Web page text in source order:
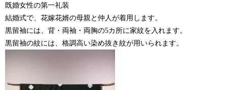
既婚女性の第一礼装
結婚式で、花嫁花婿の母親と仲人が着用します。
黒留袖には、背・両袖・両胸の5カ所に家紋を入れます。
黒留袖の紋には、格調高い染め抜き紋が用いられます。